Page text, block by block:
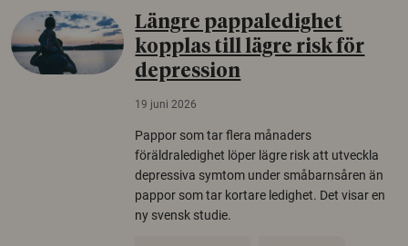
Längre pappaledighet
kopplas till lägre risk för
depression
19 juni 2026
Pappor som tar flera månaders
föräldraledighet löper lägre risk att utveckla
depressiva symtom under småbarnsåren än
pappor som tar kortare ledighet. Det visar en
ny svensk studie.